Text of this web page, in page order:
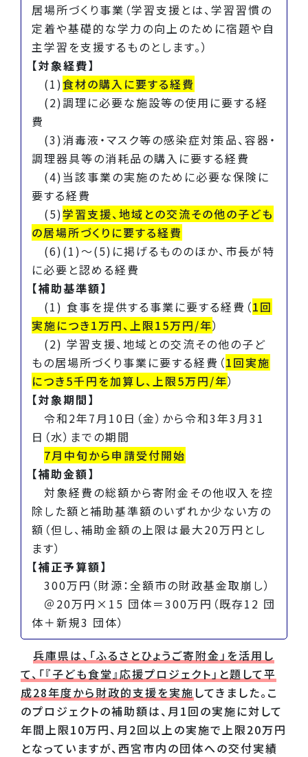
居場所づくり事業（学習支援とは、学習習慣の
定着や基礎的な学力の向上のために宿題や自
主学習を支援するものとします。）
【対象経費】
(1)食材の購入に要する経費
(2)調理に必要な施設等の使用に要する経
費
(3)消毒液・マスク等の感染症対策品、容器・
調理器具等の消耗品の購入に要する経費
(4)当該事業の実施のために必要な保険に
要する経費
(5)学習支援、地域との交流その他の子ども
の居場所づくりに要する経費
(6)(1)～(5)に掲げるもののほか、市長が特
に必要と認める経費
【補助基準額】
(1) 食事を提供する事業に要する経費（1回
実施につき1万円、上限15万円/年）
(2) 学習支援、地域との交流その他の子ど
もの居場所づくり事業に要する経費（1回実施
につき5千円を加算し、上限5万円/年）
【対象期間】
令和2年7月10日（金）から令和3年3月31
日（水）までの期間
7月中旬から申請受付開始
【補助金額】
対象経費の総額から寄附金その他収入を控
除した額と補助基準額のいずれか少ない方の
額（但し、補助金額の上限は最大20万円とし
ます）
【補正予算額】
300万円（財源：全額市の財政基金取崩し）
＠20万円×15 団体＝300万円（既存12 団
体＋新規3 団体）
兵庫県は、「ふるさとひょうご寄附金」を活用し
て、「『子ども食堂』応援プロジェクト」と題して平
成28年度から財政的支援を実施 してきました。こ
のプロジェクトの補助額は、月1回の実施に対して
年間上限10万円、月2回以上の実施で上限20万円
となっていますが、西宮市内の団体への交付実績